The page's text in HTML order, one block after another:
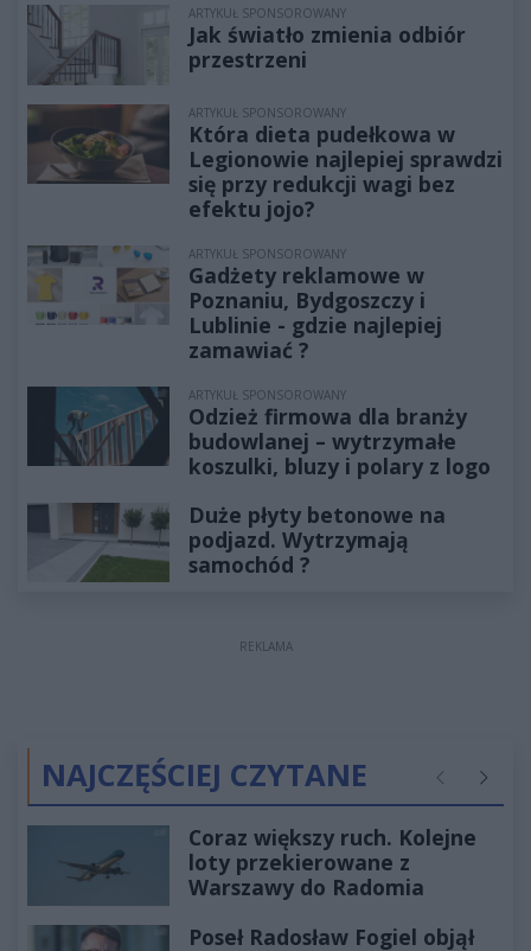
ARTYKUŁ SPONSOROWANY
Jak światło zmienia odbiór
przestrzeni
ARTYKUŁ SPONSOROWANY
Która dieta pudełkowa w
Legionowie najlepiej sprawdzi
się przy redukcji wagi bez
efektu jojo?
ARTYKUŁ SPONSOROWANY
Gadżety reklamowe w
Poznaniu, Bydgoszczy i
Lublinie - gdzie najlepiej
zamawiać ?
ARTYKUŁ SPONSOROWANY
Odzież firmowa dla branży
budowlanej – wytrzymałe
koszulki, bluzy i polary z logo
Duże płyty betonowe na
podjazd. Wytrzymają
samochód ?
REKLAMA
NAJCZĘŚCIEJ CZYTANE Poprzednie
Coraz większy ruch. Kolejne
loty przekierowane z
Warszawy do Radomia
Poseł Radosław Fogiel objął